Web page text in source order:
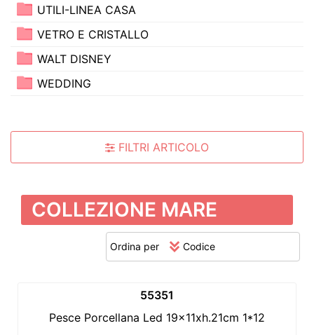
UTILI-LINEA CASA
VETRO E CRISTALLO
WALT DISNEY
WEDDING
FILTRI ARTICOLO
COLLEZIONE MARE
Ordina per
55351
Pesce Porcellana Led 19x11xh.21cm 1*12